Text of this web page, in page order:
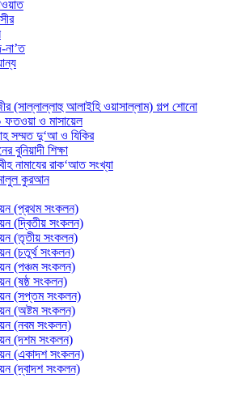
না’ত
(সাল্লাল্লাহু আলাইহি ওয়াসাল্লাম) গল্প শোনো
ও মাসায়েল
সম্মত দু‘আ ও যিকির
বুনিয়াদী শিক্ষা
নামাযের রাক‘আত সংখ্যা
কুরআন
(প্রথম সংকলন)
(দ্বিতীয় সংকলন)
(তৃতীয় সংকলন)
(চতুর্থ সংকলন)
(পঞ্চম সংকলন)
(ষষ্ঠ সংকলন)
(সপ্তম সংকলন)
(অষ্টম সংকলন)
(নবম সংকলন)
(দশম সংকলন)
(একাদশ সংকলন)
(দ্বাদশ সংকলন)